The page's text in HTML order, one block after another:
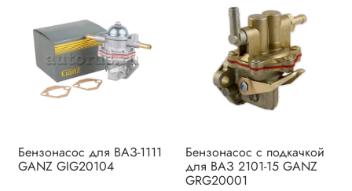
Бензонасос для ВАЗ-1111
GANZ GIG20104
Бензонасос с подкачкой
для ВАЗ 2101-15 GANZ
GRG20001